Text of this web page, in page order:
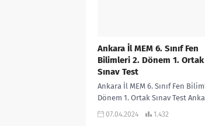
Ankara İl MEM 6. Sınıf Fen
Bilimleri 2. Dönem 1. Ortak
Sınav Test
Ankara İl MEM 6. Sınıf Fen
Dönem 1. Ortak Sınav Test
MEM 6. Sınıf Fen Bilimleri...
07.04.2024 1.432